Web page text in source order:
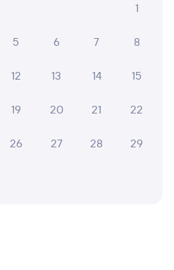
1
5 6 7 8
12 13 14 15
19 20 21 22
26 27 28 29